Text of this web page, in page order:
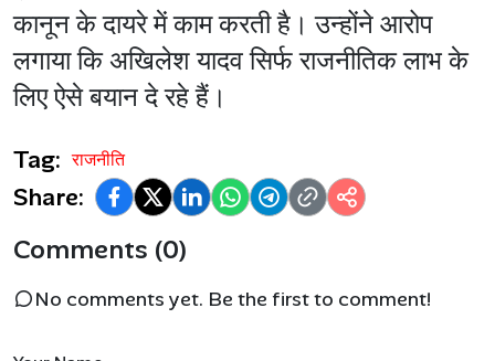
कानून के दायरे में काम करती है। उन्होंने आरोप
लगाया कि अखिलेश यादव सिर्फ राजनीतिक लाभ के
लिए ऐसे बयान दे रहे हैं।
Tag: राजनीति
Share:
Comments (0)
No comments yet. Be the first to comment!